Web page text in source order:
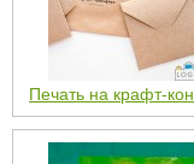
Печать на крафт-